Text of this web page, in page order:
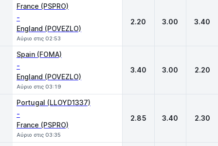
France (PSPRO)
-
England (POVEZLO)
Αύριο στις 02:53
2.20 3.00 3.40
Spain (FOMA)
-
England (POVEZLO)
Αύριο στις 03:19
3.40 3.00 2.20
Portugal (LLOYD1337)
-
France (PSPRO)
Αύριο στις 03:35
2.85 3.40 2.30